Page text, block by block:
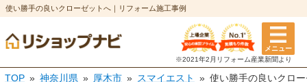
使い勝手の良いクローゼットへ｜リフォーム施工事例
メニュー
※2021年2月リフォーム産業新聞より
TOP 神奈川県 厚木市 スマイエスト 使い勝手の良いクロ